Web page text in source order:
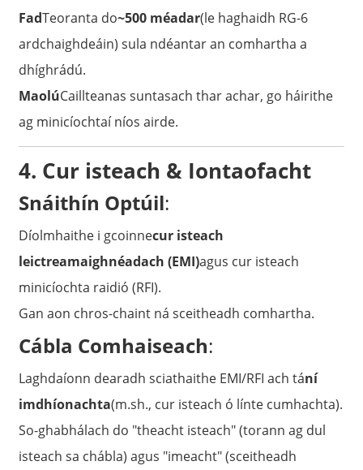
FadTeoranta do~500 méadar(le haghaidh RG-6
ardchaighdeáin) sula ndéantar an comhartha a
dhíghrádú.
MaolúCaillteanas suntasach thar achar, go háirithe
ag minicíochtaí níos airde.
4. Cur isteach & Iontaofacht
Snáithín Optúil:
Díolmhaithe i gcoinnecur isteach
leictreamaighnéadach (EMI)agus cur isteach
minicíochta raidió (RFI).
Gan aon chros-chaint ná sceitheadh ​​comhartha.
Cábla Comhaiseach:
Laghdaíonn dearadh sciathaithe EMI/RFI ach tání
imdhíonachta(m.sh., cur isteach ó línte cumhachta).
So-ghabhálach do "theacht isteach" (torann ag dul
isteach sa chábla) agus "imeacht" (sceitheadh ​​